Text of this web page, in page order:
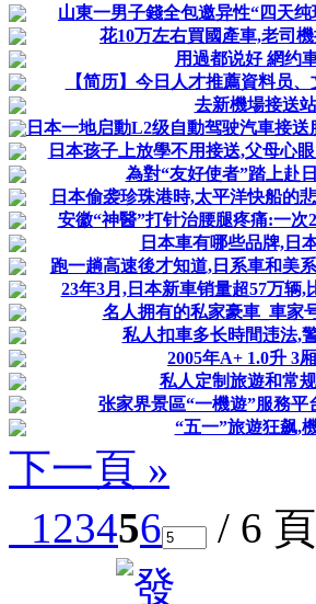
山東一男子錢全包邀异性“四天
花10万左右買國產車,老司
用過都说好 網约
【简历】今日人才推薦資料员
去新機場接送
日本一地启動L2级自動驾驶汽車接
日本孩子上放學不用接送,父母心
為對“友好使者”踏上赴
日本偷袭珍珠港時,太平洋快船的
安徽“神醫”打针治腰腿疼痛:一
日本車有哪些品牌,日
跑一趟高速後才知道,日系車和美
23年3月,日本新車销量超57万辆,
名人拥有的私家豪車_車家
私人扣車多长時間违法,
2005年A+ 1.0升 3
私人定制旅遊和常
张家界景區“一機遊”服務
“五一”旅遊狂飙,
下一頁 »
123456 / 6 頁